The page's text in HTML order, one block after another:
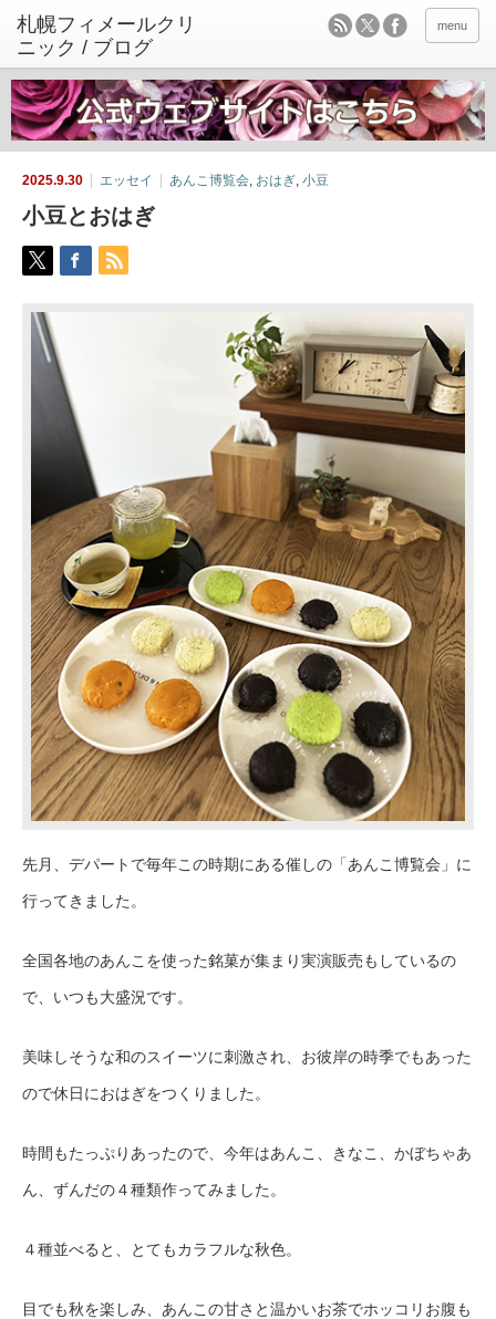
menu
2025.9.30 エッセイ あんこ博覧会, おはぎ, 小豆
小豆とおはぎ
先月、デパートで毎年この時期にある催しの「あんこ博覧会」に
行ってきました。
全国各地のあんこを使った銘菓が集まり実演販売もしているの
で、いつも大盛況です。
美味しそうな和のスイーツに刺激され、お彼岸の時季でもあった
ので休日におはぎをつくりました。
時間もたっぷりあったので、今年はあんこ、きなこ、かぼちゃあ
ん、ずんだの４種類作ってみました。
４種並べると、とてもカラフルな秋色。
目でも秋を楽しみ、あんこの甘さと温かいお茶でホッコリお腹も